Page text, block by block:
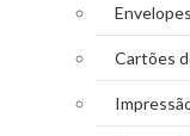
Cartões